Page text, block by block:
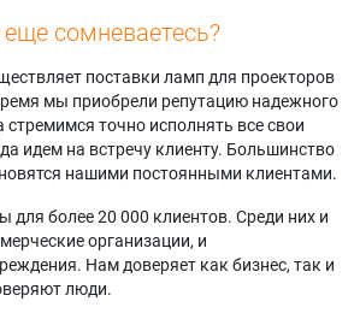
еще сомневаетесь?
поставки ламп для проекторов
мы приобрели репутацию надежного
точно исполнять все свои
идем на встречу клиенту. Большинство
нашими постоянными клиентами.
более 20 000 клиентов. Среди них и
организации, и
Нам доверяет как бизнес, так и
люди.